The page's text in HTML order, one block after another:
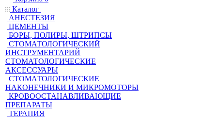
Каталог
АНЕСТЕЗИЯ
ЦЕМЕНТЫ
БОРЫ, ПОЛИРЫ, ШТРИПСЫ
СТОМАТОЛОГИЧЕСКИЙ
ИНСТРУМЕНТАРИЙ
СТОМАТОЛОГИЧЕСКИЕ
АКСЕССУАРЫ
СТОМАТОЛОГИЧЕСКИЕ
НАКОНЕЧНИКИ И МИКРОМОТОРЫ
КРОВООСТАНАВЛИВАЮЩИЕ
ПРЕПАРАТЫ
ТЕРАПИЯ